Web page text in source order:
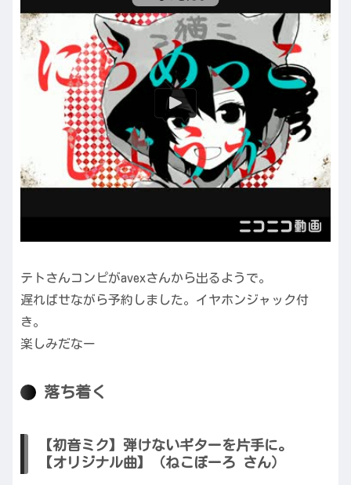
テトさんコンピがavexさんから出るようで。
遅ればせながら予約しました。イヤホンジャック付
き。
楽しみだなー
落ち着く
【初音ミク】弾けないギターを片手に。
【オリジナル曲】（ねこぼーろ さん）